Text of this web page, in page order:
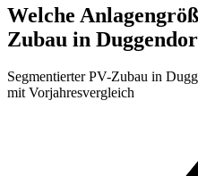
Welche
Zubau in
Segmentierter PV-Zubau in
mit Vorjahresvergleich